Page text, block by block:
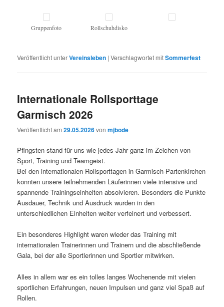
Gruppenfoto Rollschuhdisko
Veröffentlicht unterVereinsleben |Verschlagwortet mitSommerfest
Internationale Rollsporttage
Garmisch 2026
Veröffentlicht am29.05.2026vonmjbode
Pfingsten stand für uns wie jedes Jahr ganz im Zeichen von
Sport, Training und Teamgeist.
Bei den internationalen Rollsporttagen in Garmisch-Partenkirchen
konnten unsere teilnehmenden Läuferinnen viele intensive und
spannende Trainingseinheiten absolvieren. Besonders die Punkte
Ausdauer, Technik und Ausdruck wurden in den
unterschiedlichen Einheiten weiter verfeinert und verbessert.
Ein besonderes Highlight waren wieder das Training mit
internationalen Trainerinnen und Trainern und die abschließende
Gala, bei der alle Sportlerinnen und Sportler mitwirken.
Alles in allem war es ein tolles langes Wochenende mit vielen
sportlichen Erfahrungen, neuen Impulsen und ganz viel Spaß auf
Rollen.